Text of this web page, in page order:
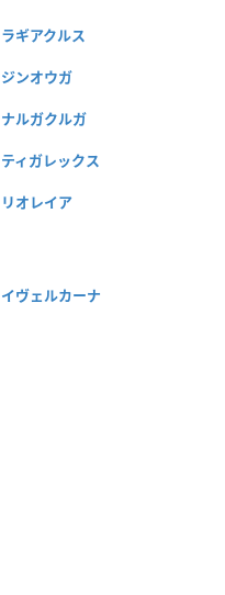
ラギアクルス
ジンオウガ
ナルガクルガ
ティガレックス
リオレイア
イヴェルカーナ